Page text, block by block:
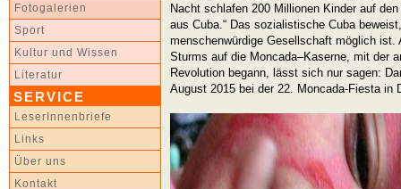
Fotogalerien
Sport
Kultur und Wissen
Literatur
SERVICE
LeserInnenbriefe
Links
Über uns
Kontakt
Nacht schlafen 200 Millionen Kinder auf
aus Cuba.“ Das sozialistische Cuba
menschenwürdige Gesellschaft möglich
Sturms auf die Moncada–Kaserne, mit der
Revolution begann, lässt sich nur sagen:
August 2015 bei der 22. Moncada-Fiesta in